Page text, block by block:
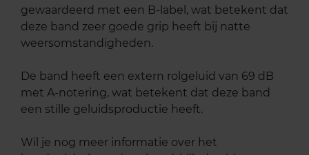
gewaardeerd met een B-label, wat betekent dat
deze band zeer goede grip heeft bij natte
weersomstandigheden.
De band heeft een extern rolgeluid van 69 dB
met A-notering, wat betekent dat deze band
een stille geluidsproductie heeft.
Wil je nog meer informatie over het